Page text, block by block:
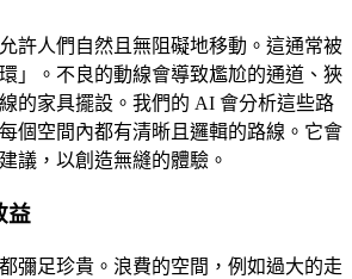
許人們自然且無阻礙地移動。這通常被
」。不良的動線會導致尷尬的通道、狹
的家具擺設。我們的 AI 會分析這些路
個空間內都有清晰且邏輯的路線。它會
議，以創造無縫的體驗。
益
彌足珍貴。浪費的空間，例如過大的走